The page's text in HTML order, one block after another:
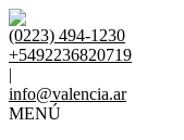
(0223) 494-1230
+5492236820719
|
info@valencia.ar
MENÚ